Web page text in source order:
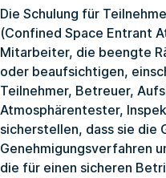
Die Schulung für
(Confined Space Entrant
Mitarbeiter, die beengte
oder beaufsichtigen,
Teilnehmer, Betreuer,
Atmosphärentester,
sicherstellen, dass sie die
Genehmigungsverfahren
die für einen sicheren